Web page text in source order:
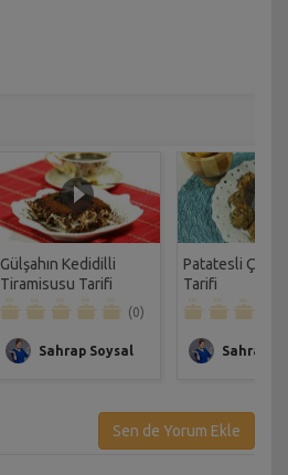
Gülşahın Kedidilli
Tiramisusu Tarifi
(0)
Sahrap Soysal
Patatesli Çıtır
Tarifi
Sahrap
Sen de Yorum Ekle